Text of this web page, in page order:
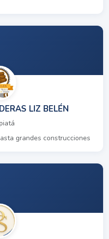
LIZ BELÉN
grandes construcciones